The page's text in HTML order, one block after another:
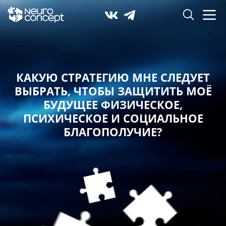
КАКУЮ СТРАТЕГИЮ МНЕ СЛЕДУЕТ
ВЫБРАТЬ,ЧТОБЫ ЗАЩИТИТЬ МОЁ
БУДУЩЕЕ ФИЗИЧЕСКОЕ,
ПСИХИЧЕСКОЕ И СОЦИАЛЬНОЕ
БЛАГОПОЛУЧИЕ?